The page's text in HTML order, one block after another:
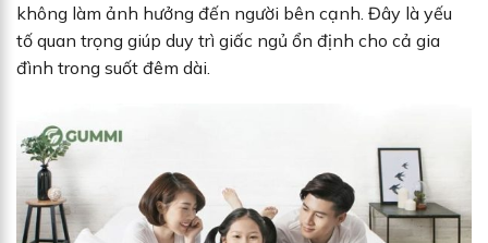
không làm ảnh hưởng đến người bên cạnh. Đây là yếu
tố quan trọng giúp duy trì giấc ngủ ổn định cho cả gia
đình trong suốt đêm dài.